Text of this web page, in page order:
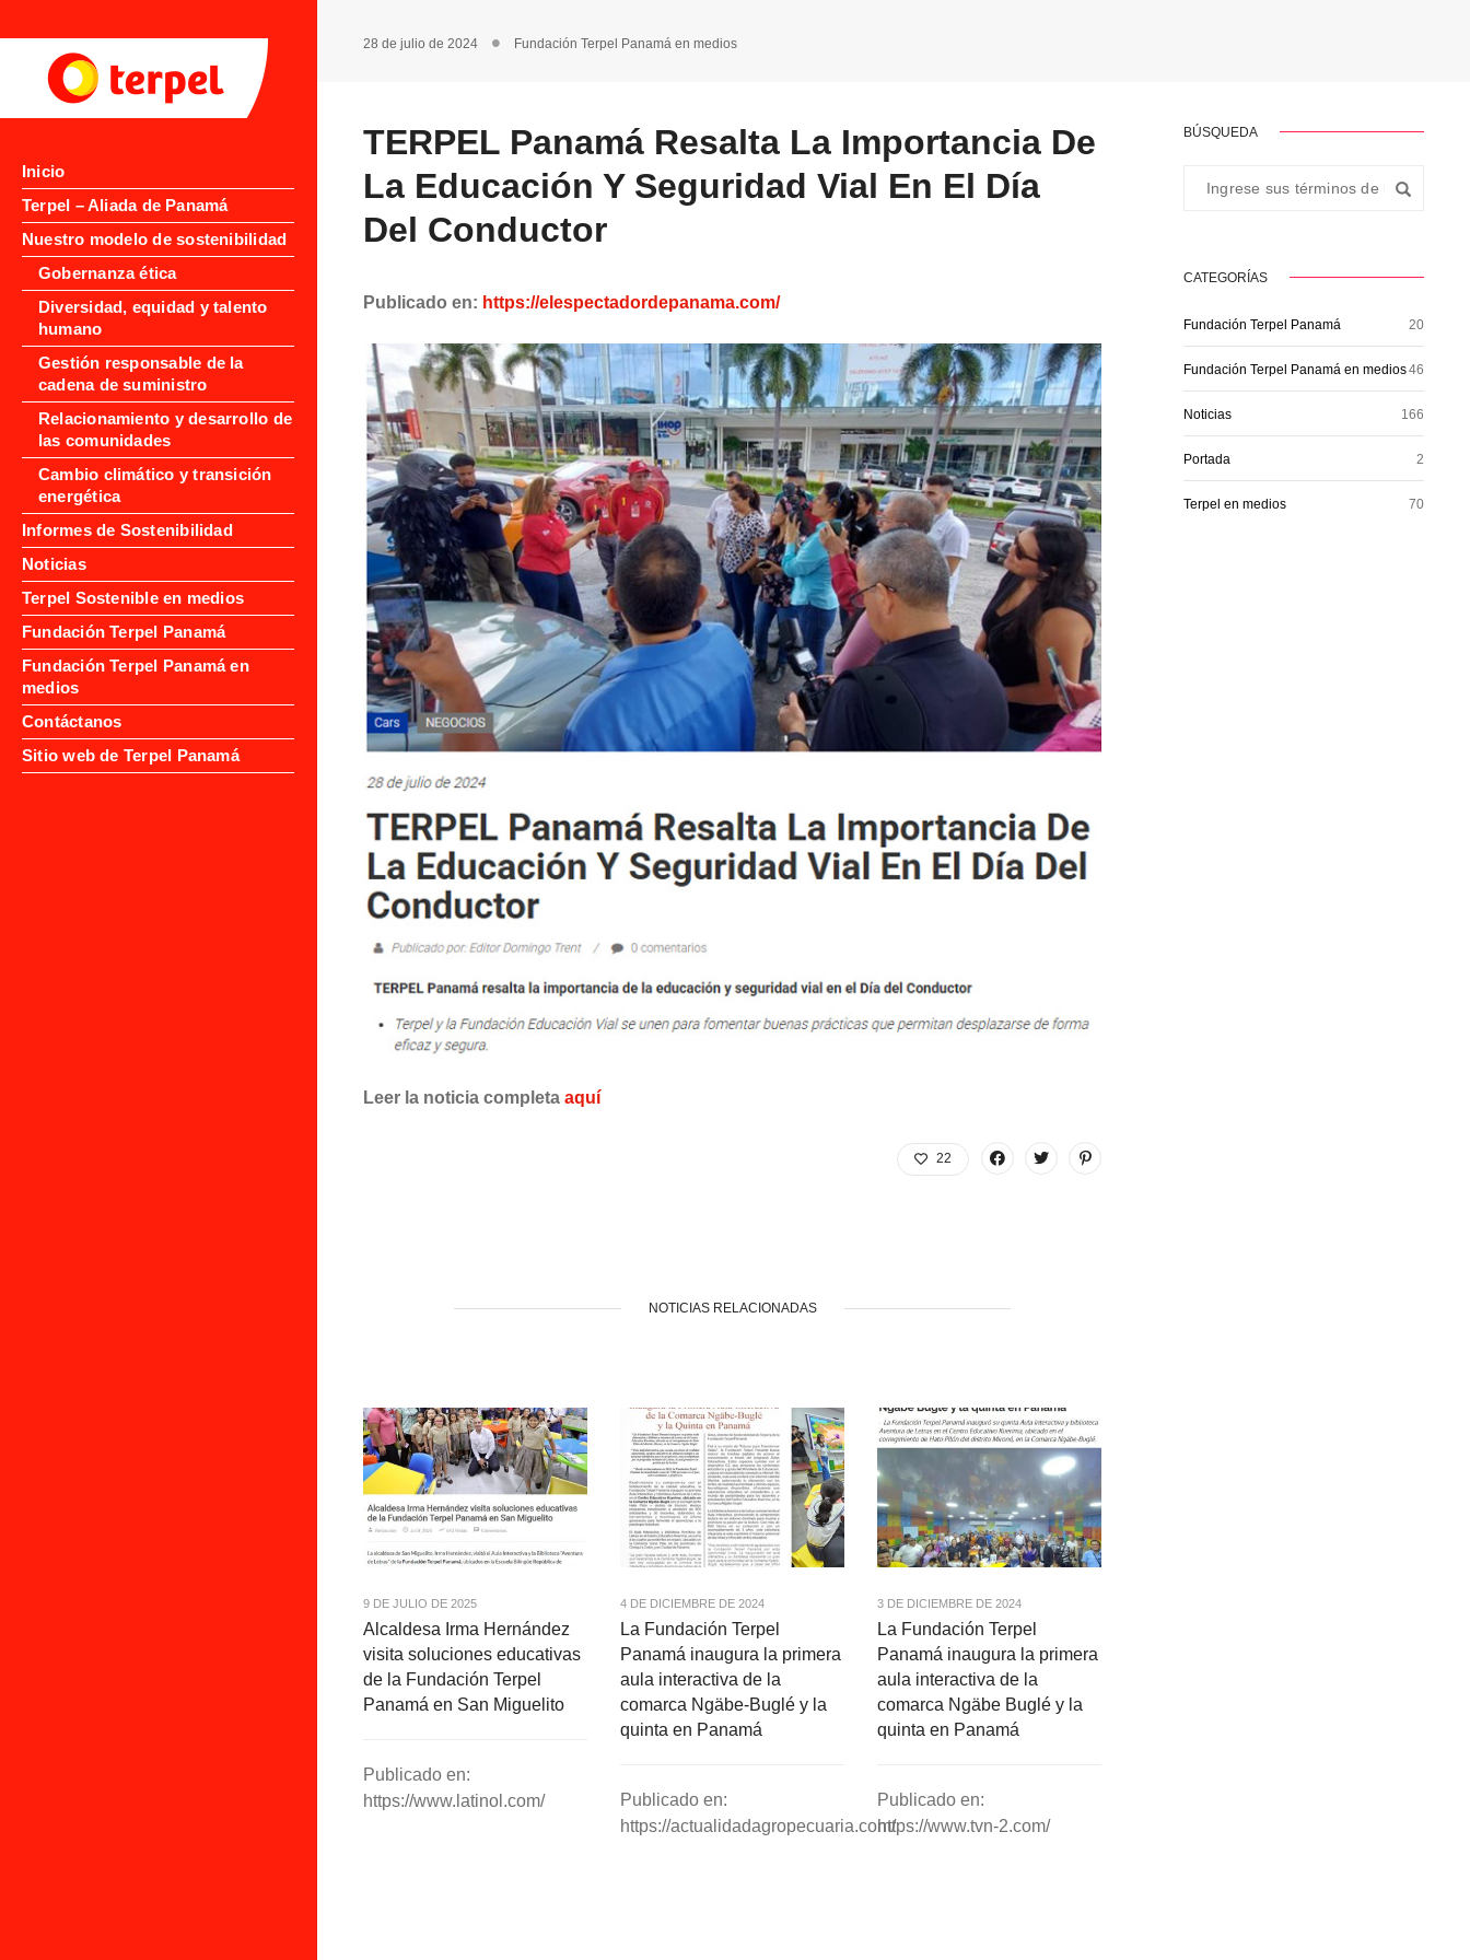
Inicio
Terpel – Aliada de Panamá
Nuestro modelo de sostenibilidad
Gobernanza ética
Diversidad, equidad y talento
humano
Gestión responsable de la
cadena de suministro
Relacionamiento y desarrollo de
las comunidades
Cambio climático y transición
energética
Informes de Sostenibilidad
Noticias
Terpel Sostenible en medios
Fundación Terpel Panamá
Fundación Terpel Panamá en
medios
Contáctanos
Sitio web de Terpel Panamá
28 de julio de 2024 Fundación Terpel Panamá en medios
TERPEL Panamá Resalta La Importancia De
La Educación Y Seguridad Vial En El Día
Del Conductor
Publicado en: https://elespectadordepanama.com/
Leer la noticia completa aquí
22
NOTICIAS RELACIONADAS
9 DE JULIO DE 2025
Alcaldesa Irma Hernández
visita soluciones educativas
de la Fundación Terpel
Panamá en San Miguelito
Publicado en:
https://www.latinol.com/
4 DE DICIEMBRE DE 2024
La Fundación Terpel
Panamá inaugura la primera
aula interactiva de la
comarca Ngäbe-Buglé y la
quinta en Panamá
Publicado en:
https://actualidadagropecuaria.com/
3 DE DICIEMBRE DE 2024
La Fundación Terpel
Panamá inaugura la primera
aula interactiva de la
comarca Ngäbe Buglé y la
quinta en Panamá
Publicado en:
https://www.tvn-2.com/
BÚSQUEDA
CATEGORÍAS
Fundación Terpel Panamá 20
Fundación Terpel Panamá en medios46
Noticias 166
Portada 2
Terpel en medios 70